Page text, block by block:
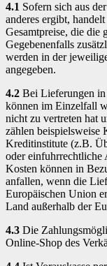
4.1 Sofern sich aus
anderes ergibt,
Gesamtpreise, die die
Gegebenenfalls
werden in der
angegeben.
4.2 Bei Lieferungen
können im Einzelfall
nicht zu vertreten hat
zählen beispielsweise
Kreditinstitute (z.B.
oder einfuhrrechtliche
Kosten können in
anfallen, wenn die
Europäischen Union
Land außerhalb der
4.3 Die
Online-Shop des